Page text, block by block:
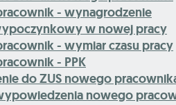
- wynagrodzenie
w nowej pracy
- wymiar czasu pracy
- PPK
do ZUS nowego
nowego